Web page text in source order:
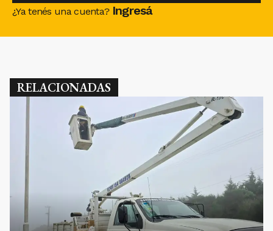
¿Ya tenés una cuenta? Ingresá
RELACIONADAS